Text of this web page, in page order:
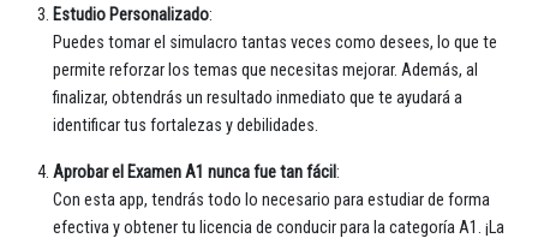
Estudio Personalizado:
Puedes tomar el simulacro tantas veces como desees, lo que te
permite reforzar los temas que necesitas mejorar. Además, al
finalizar, obtendrás un resultado inmediato que te ayudará a
identificar tus fortalezas y debilidades.
Aprobar el Examen A1 nunca fue tan fácil:
Con esta app, tendrás todo lo necesario para estudiar de forma
efectiva y obtener tu licencia de conducir para la categoría A1. ¡La